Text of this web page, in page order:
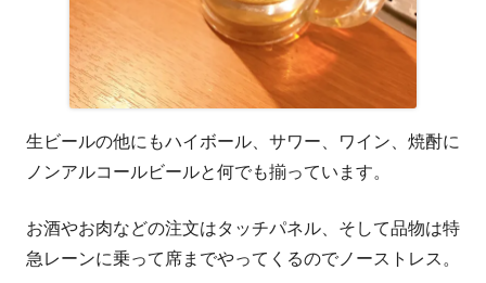
生ビールの他にもハイボール、サワー、ワイン、焼酎に
ノンアルコールビールと何でも揃っています。
お酒やお肉などの注文はタッチパネル、そして品物は特
急レーンに乗って席までやってくるのでノーストレス。